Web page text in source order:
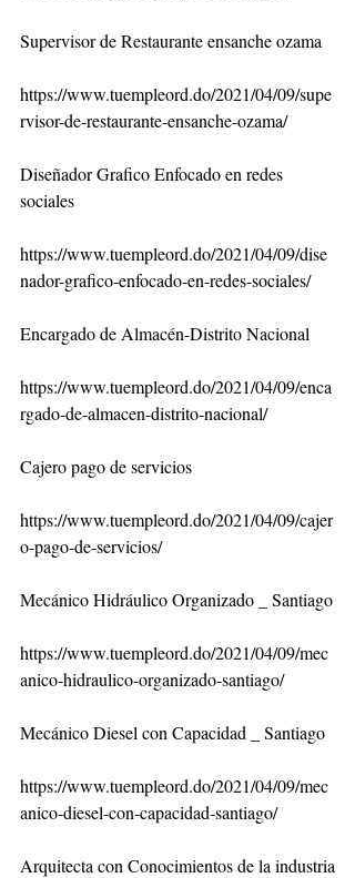
Supervisor de Restaurante ensanche ozama
https://www.tuempleord.do/2021/04/09/supe
rvisor-de-restaurante-ensanche-ozama/
Diseñador Grafico Enfocado en redes
sociales
https://www.tuempleord.do/2021/04/09/dise
nador-grafico-enfocado-en-redes-sociales/
Encargado de Almacén-Distrito Nacional
https://www.tuempleord.do/2021/04/09/enca
rgado-de-almacen-distrito-nacional/
Cajero pago de servicios
https://www.tuempleord.do/2021/04/09/cajer
o-pago-de-servicios/
Mecánico Hidráulico Organizado _ Santiago
https://www.tuempleord.do/2021/04/09/mec
anico-hidraulico-organizado-santiago/
Mecánico Diesel con Capacidad _ Santiago
https://www.tuempleord.do/2021/04/09/mec
anico-diesel-con-capacidad-santiago/
Arquitecta con Conocimientos de la industria